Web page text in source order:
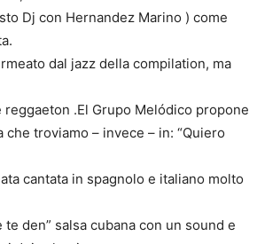
Dj con Hernandez Marino ) come
dal jazz della compilation, ma
.El Grupo Melódico propone
troviamo – invece – in: “Quiero
cantata in spagnolo e italiano molto
den” salsa cubana con un sound e